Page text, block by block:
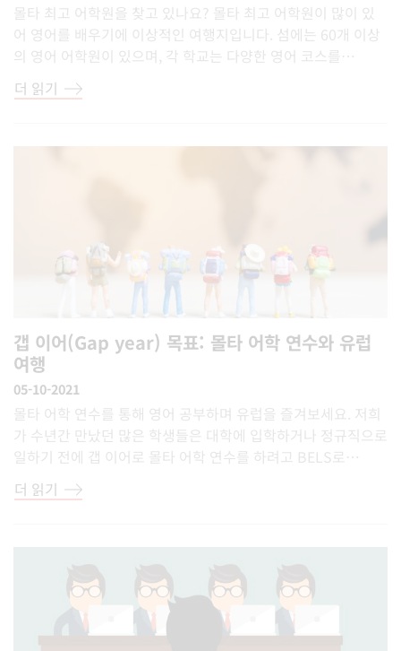
몰타 최고 어학원을 찾고 있나요? 몰타 최고 어학원이 많이 있
어 영어를 배우기에 이상적인 여행지입니다. 섬에는 60개 이상
의 영어 어학원이 있으며, 각 학교는 다양한 영어 코스를…
더 읽기
갭 이어(Gap year) 목표: 몰타 어학 연수와 유럽
여행
05-10-2021
몰타 어학 연수를 통해 영어 공부하며 유럽을 즐겨보세요. 저희
가 수년간 만났던 많은 학생들은 대학에 입학하거나 정규직으로
일하기 전에 갭 이어로 몰타 어학 연수를 하려고 BELS로…
더 읽기